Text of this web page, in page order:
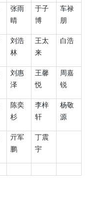
张雨
晴
于子
博
车禄
朋
刘浩
林
王太
来
白浩
刘惠
泽
王馨
悦
周嘉
锐
陈奕
杉
李梓
轩
杨敬
源
亓军
鹏
丁震
宇